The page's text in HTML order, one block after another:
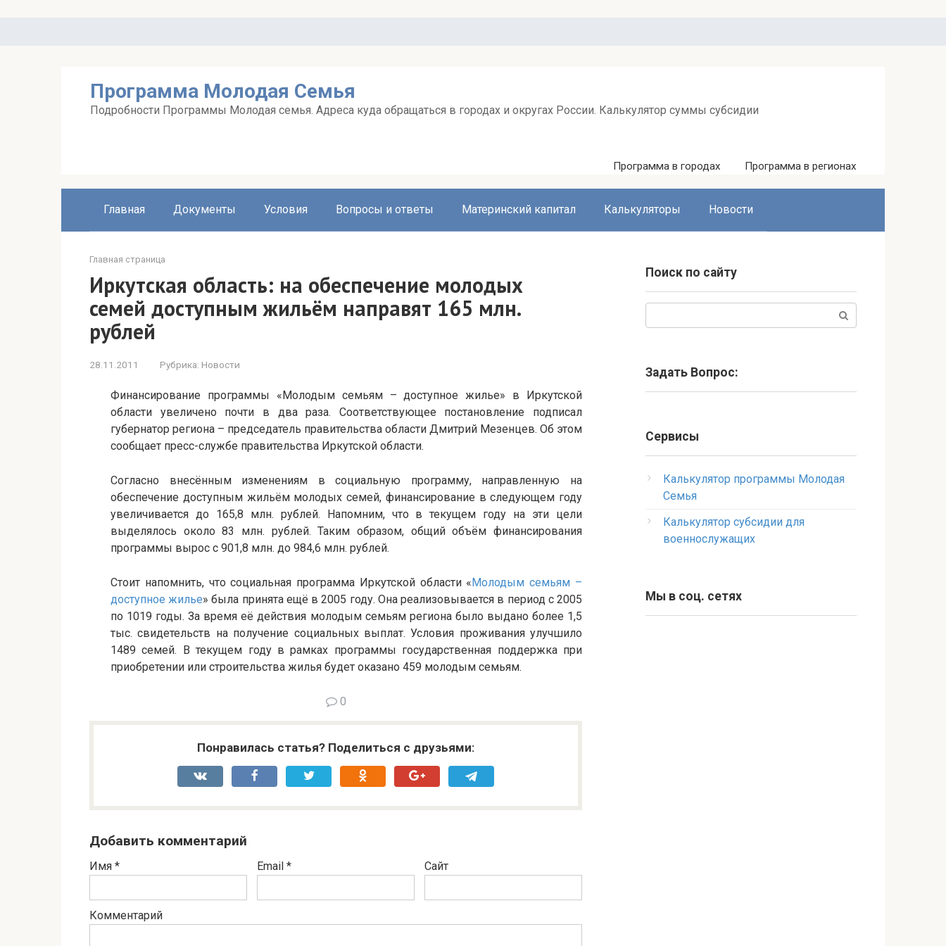
Программа Молодая Семья
Подробности Программы Молодая семья. Адреса куда обращаться в городах и округах России. Калькулятор суммы субсидии
Программа в городах Программа в регионах
Главная Документы Условия Вопросы и ответы Материнский капитал Калькуляторы Новости
Главная страница
Иркутская область: на обеспечение молодых
семей доступным жильём направят 165 млн.
рублей
28.11.2011 Рубрика: Новости
Финансирование программы «Молодым семьям – доступное жилье» в Иркутской
области увеличено почти в два раза. Соответствующее постановление подписал
губернатор региона – председатель правительства области Дмитрий Мезенцев. Об этом
сообщает пресс-службе правительства Иркутской области.
Согласно внесённым изменениям в социальную программу, направленную на
обеспечение доступным жильём молодых семей, финансирование в следующем году
увеличивается до 165,8 млн. рублей. Напомним, что в текущем году на эти цели
выделялось около 83 млн. рублей. Таким образом, общий объём финансирования
программы вырос с 901,8 млн. до 984,6 млн. рублей.
Стоит напомнить, что социальная программа Иркутской области «Молодым семьям –
доступное жилье» была принята ещё в 2005 году. Она реализовывается в период с 2005
по 1019 годы. За время её действия молодым семьям региона было выдано более 1,5
тыс. свидетельств на получение социальных выплат. Условия проживания улучшило
1489 семей. В текущем году в рамках программы государственная поддержка при
приобретении или строительства жилья будет оказано 459 молодым семьям.
0
Понравилась статья? Поделиться с друзьями:
Добавить комментарий
Имя * Email * Сайт
Комментарий
Поиск по сайту
Задать Вопрос:
Сервисы
Калькулятор программы Молодая
Семья
Калькулятор субсидии для
военнослужащих
Мы в соц. сетях